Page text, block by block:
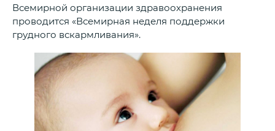
Всемирной организации здравоохранения
проводится «Всемирная неделя поддержки
грудного вскармливания».